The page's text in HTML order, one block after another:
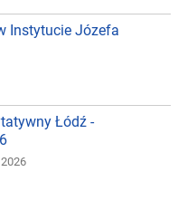
Instytucie Józefa
Łódź -